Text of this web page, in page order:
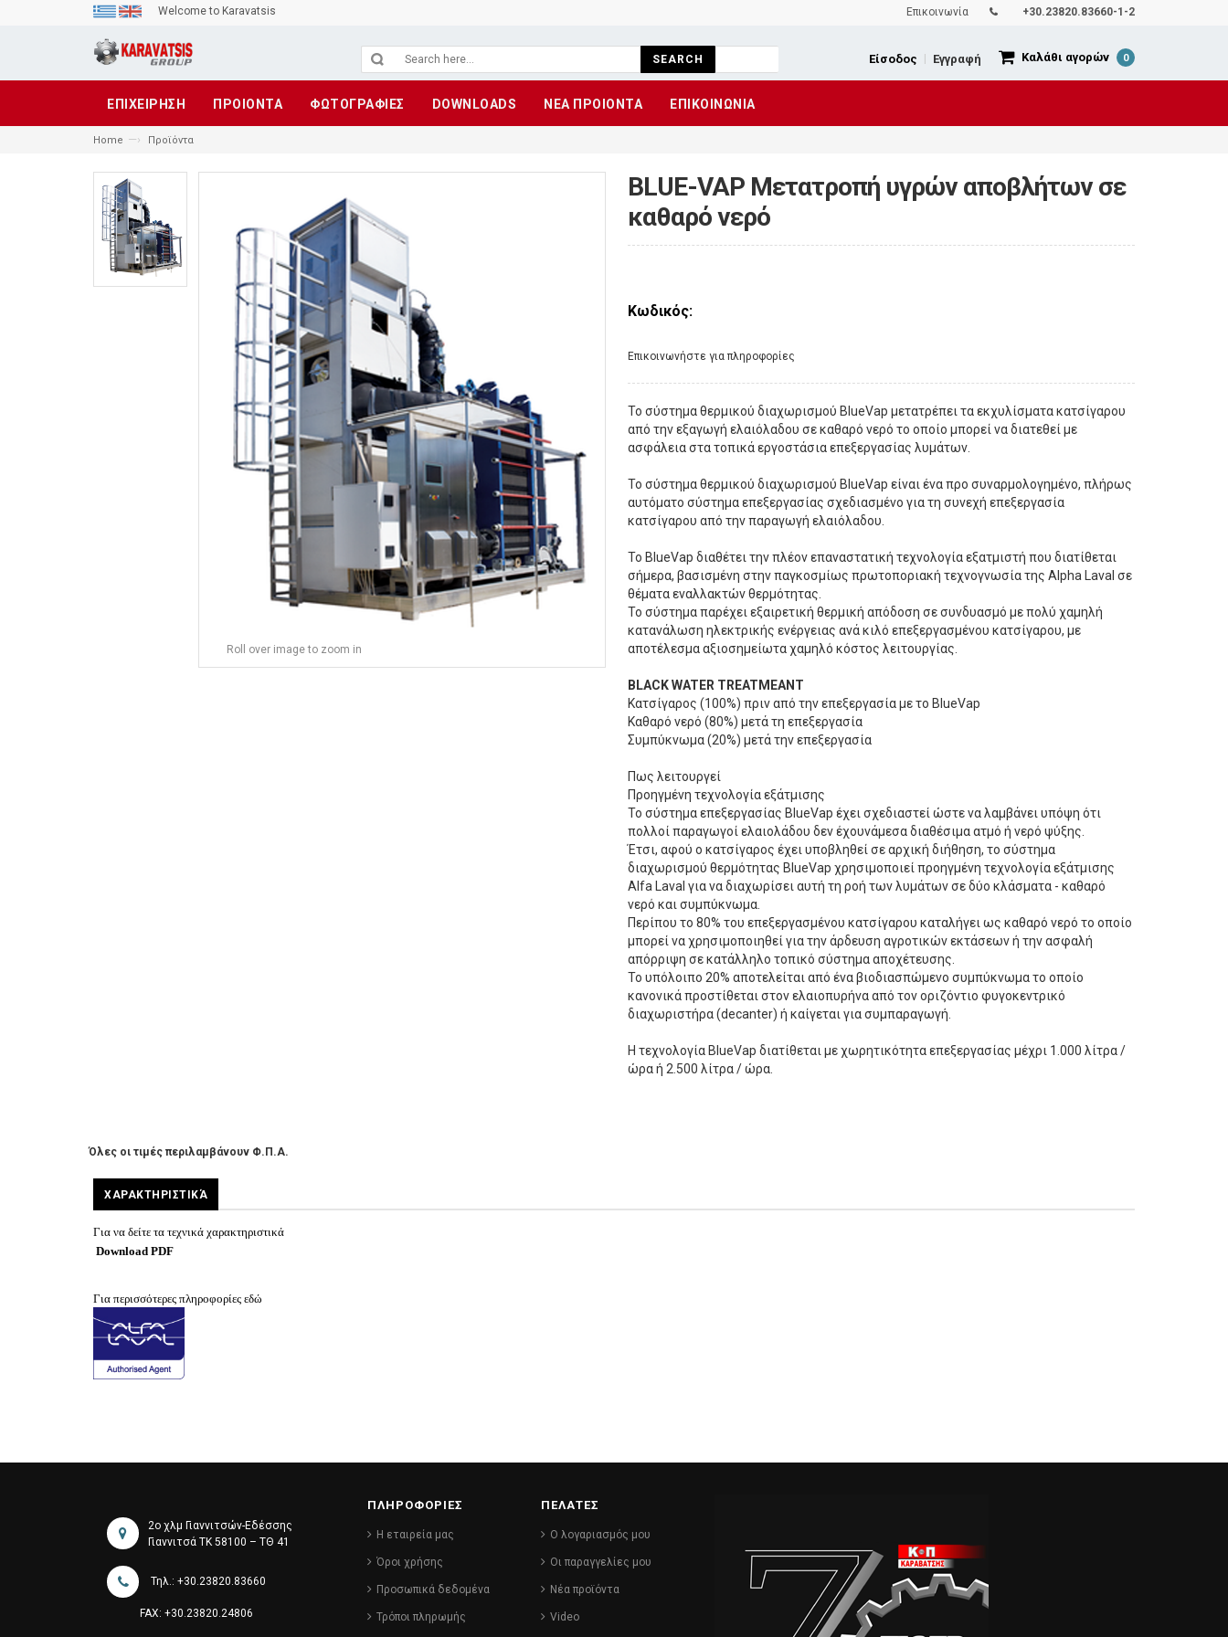
Welcome to Karavatsis Επικοινωνία +30.23820.83660-1-2
SEARCH Καλάθι αγορών 0
Εγγραφή
Είσοδος
ΕΠΙΧΕΙΡΗΣΗ ΠΡΟΙΟΝΤΑ ΦΩΤΟΓΡΑΦΙΕΣ DOWNLOADS ΝΕΑ ΠΡΟΙΟΝΤΑ ΕΠΙΚΟΙΝΩΝΙΑ
Home —› Προϊόντα
Roll over image to zoom in
BLUE-VAP Μετατροπή υγρών αποβλήτων σε
καθαρό νερό
Κωδικός:
Eπικοινωνήστε για πληροφορίες
Το σύστημα θερμικoύ διαχωρισμού BlueVap μετατρέπει τα εκχυλίσματα κατσίγαρου
από την εξαγωγή ελαιόλαδου σε καθαρό νερό το οποίο μπορεί να διατεθεί με
ασφάλεια στα τοπικά εργοστάσια επεξεργασίας λυμάτων.
Το σύστημα θερμικού διαχωρισμού BlueVap είναι ένα προ συναρμολογημένο, πλήρως
αυτόματο σύστημα επεξεργασίας σχεδιασμένο για τη συνεχή επεξεργασία
κατσίγαρου από την παραγωγή ελαιόλαδου.
Το BlueVap διαθέτει την πλέον επαναστατική τεχνολογία εξατμιστή που διατίθεται
σήμερα, βασισμένη στην παγκοσμίως πρωτοποριακή τεχνογνωσία της Alpha Laval σε
θέματα εναλλακτών θερμότητας.
Το σύστημα παρέχει εξαιρετική θερμική απόδοση σε συνδυασμό με πολύ χαμηλή
κατανάλωση ηλεκτρικής ενέργειας ανά κιλό επεξεργασμένου κατσίγαρου, με
αποτέλεσμα αξιοσημείωτα χαμηλό κόστος λειτουργίας.
BLACK WATER TREATMEANT
Κατσίγαρος (100%) πριν από την επεξεργασία με το BlueVap
Καθαρό νερό (80%) μετά τη επεξεργασία
Συμπύκνωμα (20%) μετά την επεξεργασία
Πως λειτουργεί
Προηγμένη τεχνολογία εξάτμισης
Το σύστημα επεξεργασίας BlueVap έχει σχεδιαστεί ώστε να λαμβάνει υπόψη ότι
πολλοί παραγωγοί ελαιολάδου δεν έχουνάμεσα διαθέσιμα ατμό ή νερό ψύξης.
Έτσι, αφού ο κατσίγαρος έχει υποβληθεί σε αρχική διήθηση, το σύστημα
διαχωρισμού θερμότητας BlueVap χρησιμοποιεί προηγμένη τεχνολογία εξάτμισης
Alfa Laval για να διαχωρίσει αυτή τη ροή των λυμάτων σε δύο κλάσματα - καθαρό
νερό και συμπύκνωμα.
Περίπου το 80% του επεξεργασμένου κατσίγαρου καταλήγει ως καθαρό νερό το οποίο
μπορεί να χρησιμοποιηθεί για την άρδευση αγροτικών εκτάσεων ή την ασφαλή
απόρριψη σε κατάλληλο τοπικό σύστημα αποχέτευσης.
Το υπόλοιπο 20% αποτελείται από ένα βιοδιασπώμενο συμπύκνωμα το οποίο
κανονικά προστίθεται στον ελαιοπυρήνα από τον οριζόντιο φυγοκεντρικό
διαχωριστήρα (decanter) ή καίγεται για συμπαραγωγή.
Η τεχνολογία BlueVap διατίθεται με χωρητικότητα επεξεργασίας μέχρι 1.000 λίτρα /
ώρα ή 2.500 λίτρα / ώρα.
Όλες οι τιμές περιλαμβάνουν Φ.Π.Α.
ΧΑΡΑΚΤΗΡΙΣΤΙΚΆ
Για να δείτε τα τεχνικά χαρακτηριστικά
Download PDF
Για περισσότερες πληροφορίες εδώ
2ο χλμ Γιαννιτσών-Εδέσσης
Γιαννιτσά ΤΚ 58100 – ΤΘ 41
Τηλ.: +30.23820.83660
FAX: +30.23820.24806
ΠΛΗΡΟΦΟΡΙΕΣ
Η εταιρεία μας
Όροι χρήσης
Προσωπικά δεδομένα
Τρόποι πληρωμής
ΠΕΛΑΤΕΣ
Ο λογαριασμός μου
Οι παραγγελίες μου
Νέα προϊόντα
Video